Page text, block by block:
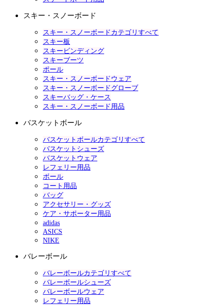
スキー・スノーボード
スキー・スノーボードカテゴリすべて
スキー板
スキービンディング
スキーブーツ
ポール
スキー・スノーボードウェア
スキー・スノーボードグローブ
スキーバッグ・ケース
スキー・スノーボード用品
バスケットボール
バスケットボールカテゴリすべて
バスケットシューズ
バスケットウェア
レフェリー用品
ボール
コート用品
バッグ
アクセサリー・グッズ
ケア・サポーター用品
adidas
ASICS
NIKE
バレーボール
バレーボールカテゴリすべて
バレーボールシューズ
バレーボールウェア
レフェリー用品